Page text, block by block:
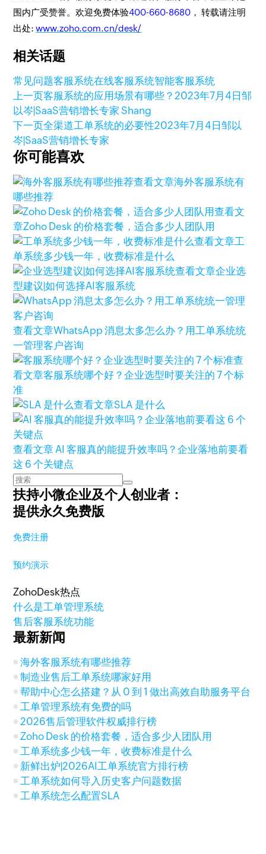
围内广受赞誉。欢迎免费体验400-660-8680 ， 转载请注明
出处:www.zoho.com.cn/desk/
相关话题
常见问题客服系统在线客服系统智能客服系统
上一页客服系统的应用场景有哪些？2023年7月4日邹
以岑|SaaS营销增长专家 Shang
下一页全渠道工单系统的必要性2023年7月4日邹以
岑|SaaS营销增长专家
你可能喜欢
查看文章海外客服系统有
哪些推荐
查看文
章Zoho Desk 的价格套餐，适合多少人团队用
查看文章工
单系统多少钱一年，收费标准是什么
查看文章企业选
型建议|如何选择AI客服系统
查看文章WhatsApp 消息太多怎么办？用工单系统统
一管理客户咨询
查
看文章客服系统哪个好？企业选型时要关注的 7 个标
准
查看文章SLA 是什么
查看文章AI 客服真的能提升效率吗？企业落地前要看
这 6 个关键点
扶持小微企业及个人创业者：
提供永久免费版
免费注册
预约演示
ZohoDesk热点
什么是工单管理系统
售后客服系统功能
最新新闻
海外客服系统有哪些推荐
制造业售后工单系统哪家好用
帮助中心怎么搭建？从 0 到 1 做出高效自助服务平台
工单管理系统有免费的吗
2026售后管理软件权威排行榜
Zoho Desk 的价格套餐，适合多少人团队用
工单系统多少钱一年，收费标准是什么
新鲜出炉|2026AI工单系统官方排行榜
工单系统如何导入历史客户问题数据
工单系统怎么配置SLA